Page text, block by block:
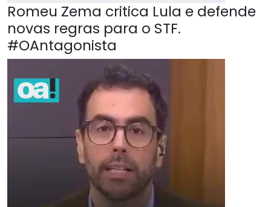
Romeu Zema critica Lula e defende
novas regras para o STF.
#OAntagonista